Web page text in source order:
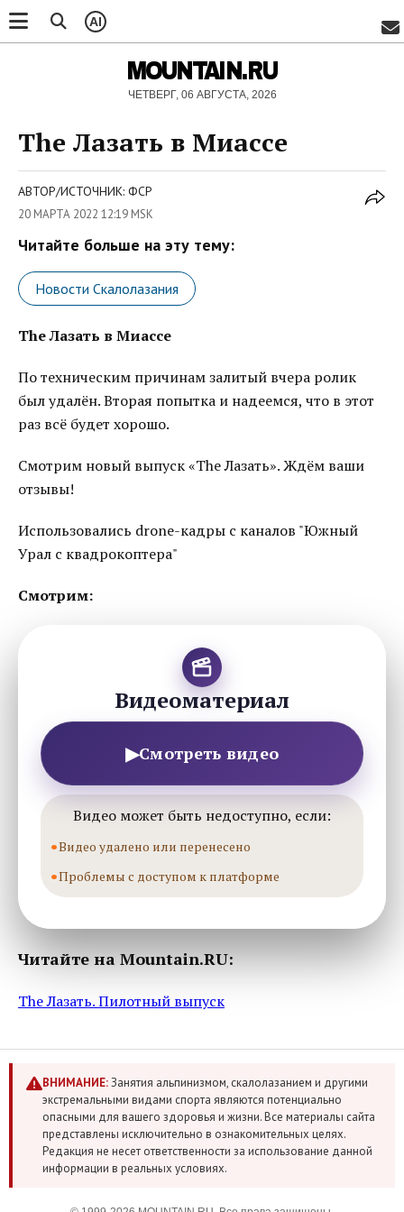
AI
MOUNTAIN.RU
ЧЕТВЕРГ, 06 АВГУСТА, 2026
The Лазать в Миассе
АВТОР/ИСТОЧНИК: ФСР
20 МАРТА 2022 12:19 MSK
Читайте больше на эту тему:
Новости Скалолазания
The Лазать в Миассе
По техническим причинам залитый вчера ролик
был удалён. Вторая попытка и надеемся, что в этот
раз всё будет хорошо.
Смотрим новый выпуск «The Лазать». Ждём ваши
отзывы!
Использовались drone-кадры с каналов "Южный
Урал с квадрокоптера"
Смотрим:
Видеоматериал
▶Смотреть видео
Видео может быть недоступно, если:
Видео удалено или перенесено
Проблемы с доступом к платформе
Читайте на Mountain.RU:
The Лазать. Пилотный выпуск
ВНИМАНИЕ:Занятия альпинизмом, скалолазанием и другими
экстремальными видами спорта являются потенциально
опасными для вашего здоровья и жизни. Все материалы сайта
представлены исключительно в ознакомительных целях.
Редакция не несет ответственности за использование данной
информации в реальных условиях.